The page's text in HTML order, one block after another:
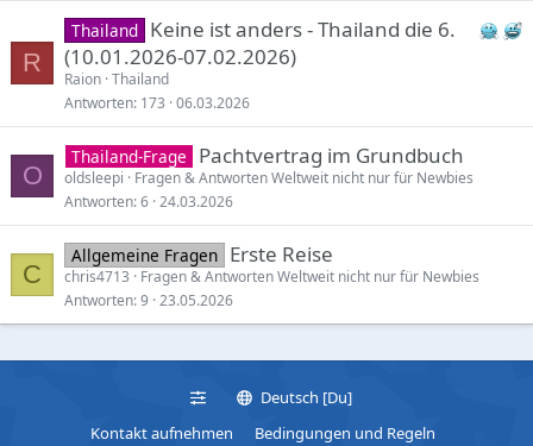
R
Thailand Keine ist anders - Thailand die 6.
(10.01.2026-07.02.2026)
Raion Thailand
Antworten 173 06.03.2026
O
Thailand-Frage Pachtvertrag im Grundbuch
oldsleepi
Fragen & Antworten Weltweit nicht nur für Newbies
Antworten 6 24.03.2026
C
Allgemeine Fragen Erste Reise
chris4713
Fragen & Antworten Weltweit nicht nur für Newbies
Antworten 9 23.05.2026
Deutsch [Du]
Kontakt aufnehmen
Bedingungen und Regeln